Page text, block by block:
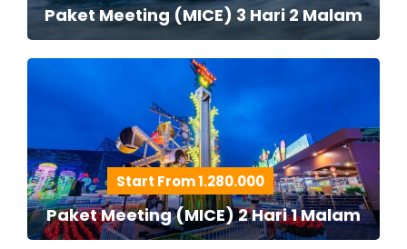
Paket Meeting (MICE) 3 Hari 2 Malam
Start From 1.280.000
Paket Meeting (MICE) 2 Hari 1 Malam